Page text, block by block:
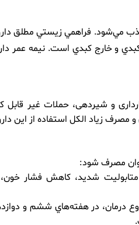
و شیردهی، حملات غیر قابل
مصرف زیاد الکل استفاده از این
مصرف شود:
متابوليت شديد، كاهش فشار